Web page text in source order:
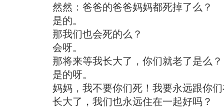
然然：爸爸的爸爸妈妈都死掉了么？
是的。
那我们也会死的么？
会呀。
那将来等我长大了，你们就老了是么？
是的呀。
妈妈，我不要你们死！我要永远跟你
长大了，我们也永远住在一起好吗？